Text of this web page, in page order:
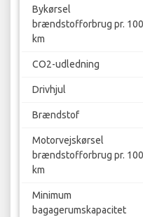
Bykørsel
brændstofforbrug pr. 100
km
CO2-udledning
Drivhjul
Brændstof
Motorvejskørsel
brændstofforbrug pr. 100
km
Minimum
bagagerumskapacitet